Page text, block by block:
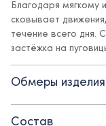
Благодаря мягкому
сковывает
течение всего дня.
застёжка на
вид. Идеально
как для учебы, так и
Детали:
Обмеры изделия
Состав